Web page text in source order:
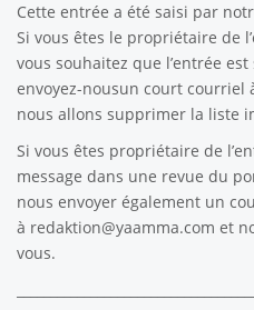
Cette entrée a été saisi par
Si vous êtes le propriétaire de
vous souhaitez que l’entrée
envoyez-nousun court courriel
nous allons supprimer la liste
Si vous êtes propriétaire de
message dans une revue du
nous envoyer également un
à redaktion@yaamma.com et
vous.